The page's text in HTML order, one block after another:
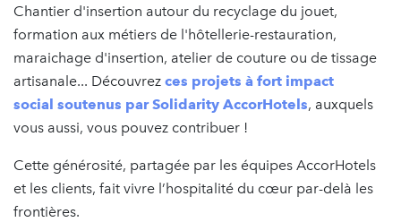
Chantier d'insertion autour du recyclage du jouet,
formation aux métiers de l'hôtellerie-restauration,
maraichage d'insertion, atelier de couture ou de tissage
artisanale... Découvrez ces projets à fort impact
social soutenus par Solidarity AccorHotels, auxquels
vous aussi, vous pouvez contribuer !
Cette générosité, partagée par les équipes AccorHotels
et les clients, fait vivre l’hospitalité du cœur par-delà les
frontières.